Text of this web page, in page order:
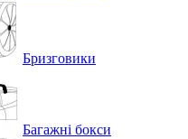
Бризговики
Багажні бокси